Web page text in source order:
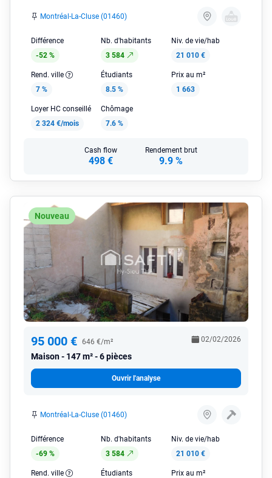
Montréal-La-Cluse (01460)
Différence
-52 %
Nb. d'habitants
3 584
Niv. de vie/hab
21 010 €
Rend. ville
7 %
Étudiants
8.5 %
Prix au m²
1 663
Loyer HC conseillé
2 324 €/mois
Chômage
7.6 %
Cash flow
498 €
Rendement brut
9.9 %
Nouveau
95 000 € 646 €/m²
Maison 147 m² - 6 pièces
02/02/2026
Ouvrir l'analyse
Montréal-La-Cluse (01460)
Différence
-69 %
Nb. d'habitants
3 584
Niv. de vie/hab
21 010 €
Rend. ville
Étudiants
Prix au m²